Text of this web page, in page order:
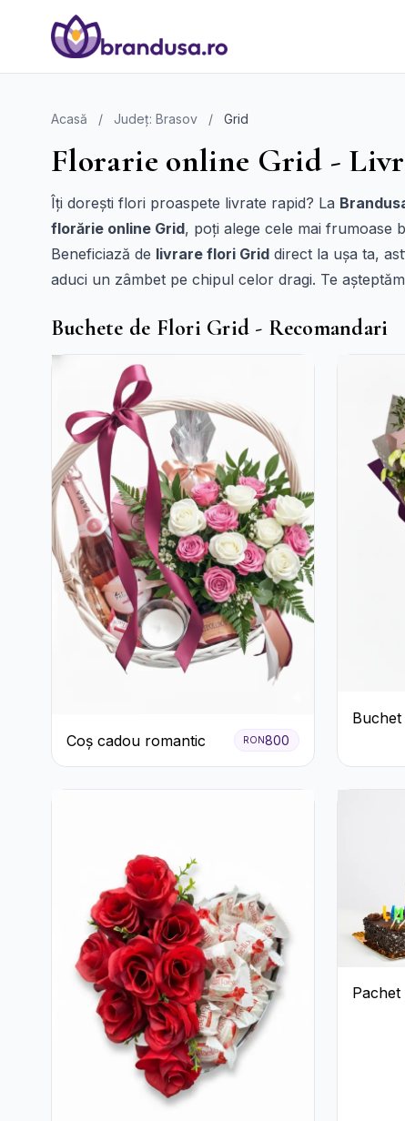
Acasă / Județ: Brasov / Grid
Florarie online Grid -
Îți dorești flori proaspete livrate rapid? La
florărie online Grid, poți alege cele mai frumoase
Beneficiază de livrare flori Grid direct la ușa ta,
aduci un zâmbet pe chipul celor dragi. Te
Buchete de Flori Grid - Recomandari
Coș cadou romantic RON800